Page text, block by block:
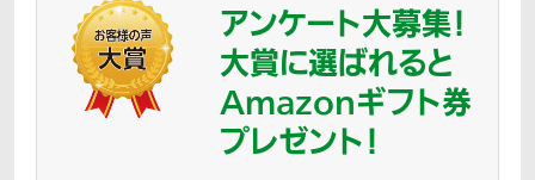
アンケート大募集！
大賞に選ばれると
Amazonギフト券
プレゼント！